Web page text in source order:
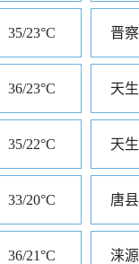
35/23°C
36/23°C
35/22°C 天
33/20°C
36/21°C 涞